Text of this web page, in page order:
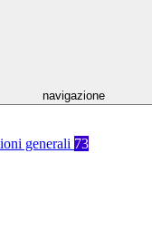
navigazione
generali 73